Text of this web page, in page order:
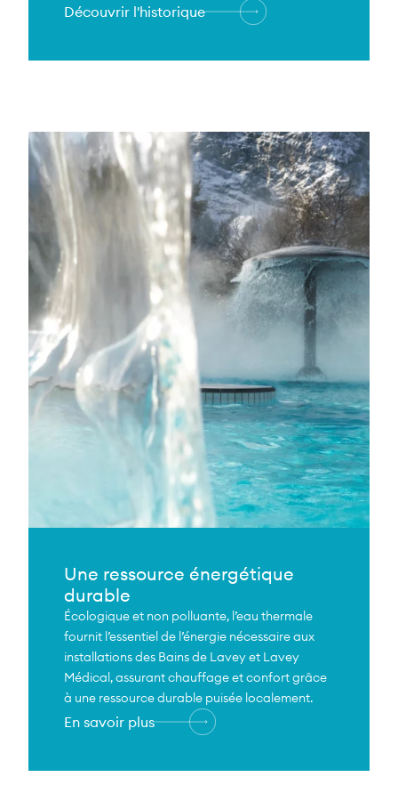
Découvrir l'historique
Une ressource énergétique
durable
Écologique et non polluante, l’eau thermale
fournit l’essentiel de l’énergie nécessaire aux
installations des Bains de Lavey et Lavey
Médical, assurant chauffage et confort grâce
à une ressource durable puisée localement.
En savoir plus